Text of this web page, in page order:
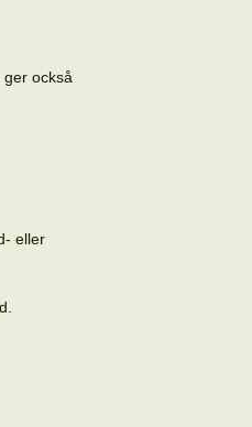
också
eller